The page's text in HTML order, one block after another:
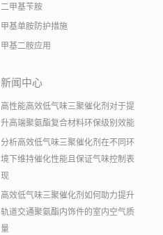
二甲基苄胺
甲基单胺防护措施
甲基二胺应用
新闻中心
高性能高效低气味三聚催化剂对于提
升高端聚氨酯复合材料环保级别效能
分析高效低气味三聚催化剂在不同环
境下维持催化性能且保证气味控制表
现
高效低气味三聚催化剂如何助力提升
轨道交通聚氨酯内饰件的室内空气质
量